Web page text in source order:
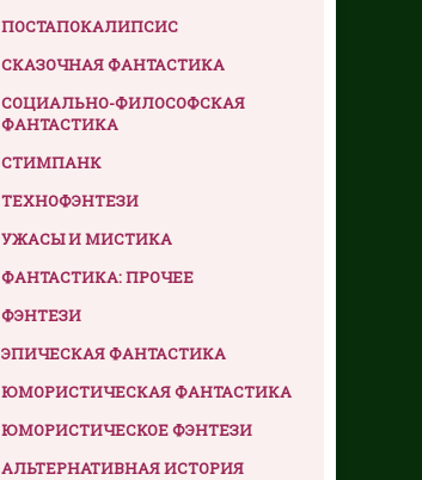
ПОСТАПОКАЛИПСИС
СКАЗОЧНАЯ ФАНТАСТИКА
СОЦИАЛЬНО-ФИЛОСОФСКАЯ
ФАНТАСТИКА
СТИМПАНК
ТЕХНОФЭНТЕЗИ
УЖАСЫ И МИСТИКА
ФАНТАСТИКА: ПРОЧЕЕ
ФЭНТЕЗИ
ЭПИЧЕСКАЯ ФАНТАСТИКА
ЮМОРИСТИЧЕСКАЯ ФАНТАСТИКА
ЮМОРИСТИЧЕСКОЕ ФЭНТЕЗИ
АЛЬТЕРНАТИВНАЯ ИСТОРИЯ